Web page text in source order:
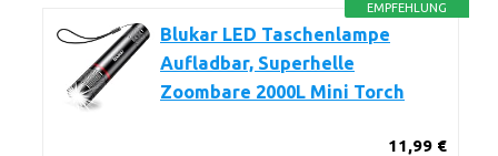
EMPFEHLUNG
Blukar LED Taschenlampe
Aufladbar, Superhelle
Zoombare 2000L Mini Torch
11,99 €